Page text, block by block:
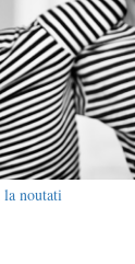
la noutati